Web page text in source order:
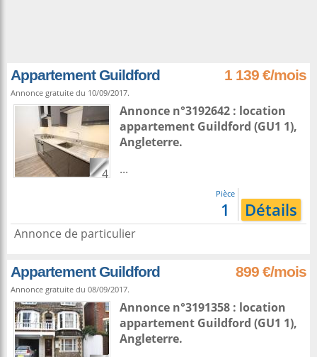
Appartement Guildford 1 139 €/mois
Annonce gratuite du 10/09/2017.
4
Annonce n°3192642 : location
appartement Guildford (GU1 1),
Angleterre.
...
Pièce
1 Détails
Annonce de particulier
Appartement Guildford 899 €/mois
Annonce gratuite du 08/09/2017.
Annonce n°3191358 : location
appartement Guildford (GU1 1),
Angleterre.